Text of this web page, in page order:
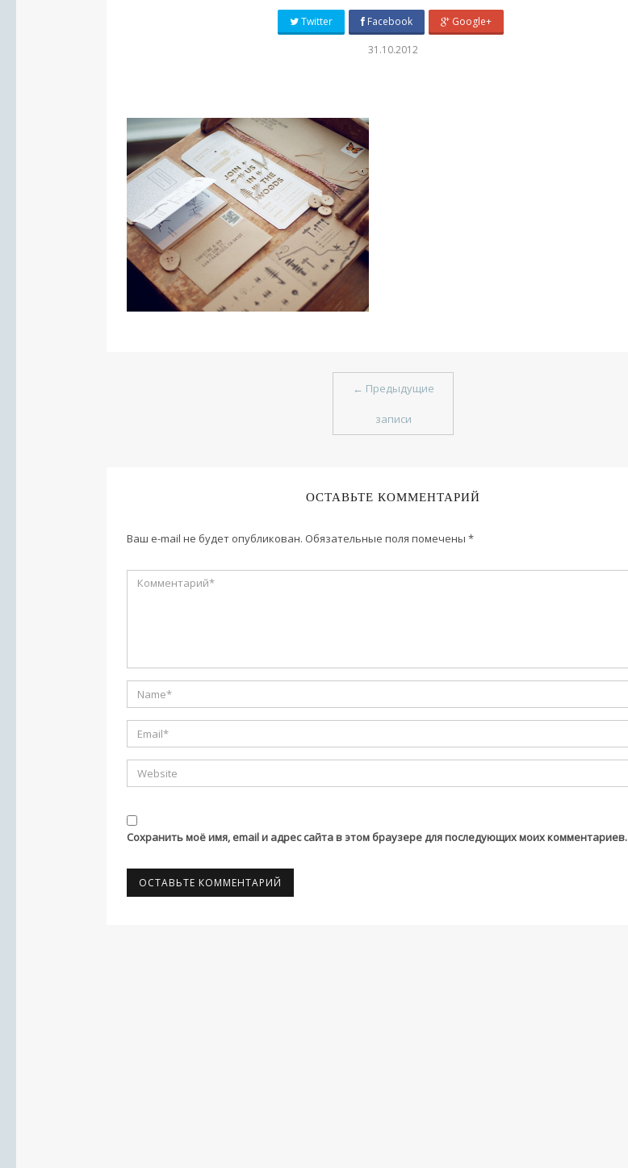
Twitter Facebook Google+
31.10.2012
← Предыдущие
записи
ОСТАВЬТЕ КОММЕНТАРИЙ
Ваш e-mail не будет опубликован. Обязательные поля помечены *
Сохранить моё имя, email и адрес сайта в этом браузере для последующих моих комментариев.